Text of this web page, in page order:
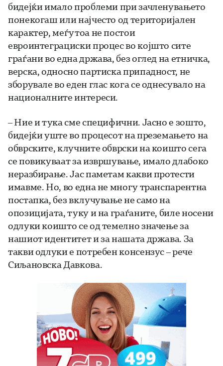
бидејќи имало проблеми при зачленувањето
понекогаш или најчесто од територијален
карактер, меѓутоа не постои
евроинтеграциски процес во којшто сите
граѓани во една држава, без оглед на етничка,
верска, односно партиска припадност, не
зборувале во еден глас кога се однесувало на
националните интереси.
– Ние и тука сме специфични. Јасно е зошто,
бидејќи уште во процесот на преземањето на
обврските, клучните обврски на коишто сега
се повикуваат за извршување, имало длабоко
неразбирање. Јас паметам какви протести
имавме. Но, во една не многу транспарентна
постапка, без вклучување не само на
опозицијата, туку и на граѓаните, биле носени
одлуки коишто се од темелно значење за
нашиот идентитет и за нашата држава. За
такви одлуки е потребен консензус – рече
Сиљановска Давкова.